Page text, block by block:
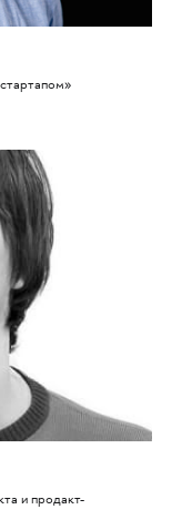
и продакт-